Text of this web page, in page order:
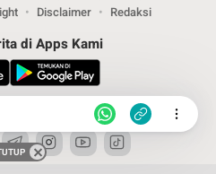
Disclaimer Redaksi
di Apps Kami